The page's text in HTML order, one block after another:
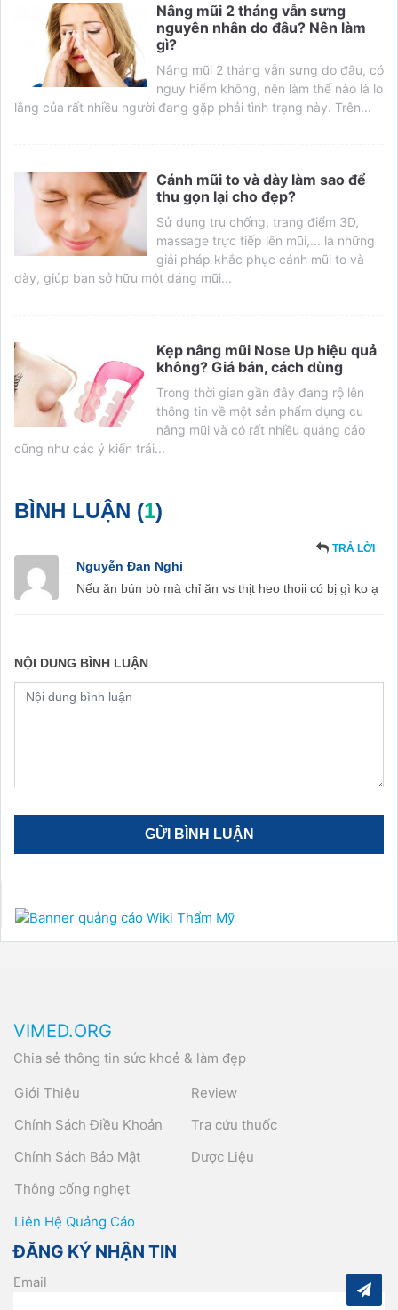
Nâng mũi 2 tháng vẫn sưng
nguyên nhân do đâu? Nên làm
gì?
Nâng mũi 2 tháng vẫn sưng do đâu, có
nguy hiểm không, nên làm thế nào là lo
lắng của rất nhiều người đang gặp phải tình trạng này. Trên...
Cánh mũi to và dày làm sao để
thu gọn lại cho đẹp?
Sử dụng trụ chống, trang điểm 3D,
massage trực tiếp lên mũi,... là những
giải pháp khắc phục cánh mũi to và
dày, giúp bạn sở hữu một dáng mũi...
Kẹp nâng mũi Nose Up hiệu quả
không? Giá bán, cách dùng
Trong thời gian gần đây đang rộ lên
thông tin về một sản phẩm dụng cu
nâng mũi và có rất nhiều quảng cáo
cũng như các ý kiến trái...
BÌNH LUẬN (1)
Nguyễn Đan Nghi
TRẢ LỜI
Nếu ăn bún bò mà chỉ ăn vs thịt heo thoii có bị gì ko ạ
NỘI DUNG BÌNH LUẬN
VIMED.ORG
Chia sẻ thông tin sức khoẻ & làm đẹp
Giới Thiệu
Chính Sách Điều Khoản
Chính Sách Bảo Mật
Thông cống nghẹt
Review
Tra cứu thuốc
Dược Liệu
Liên Hệ Quảng Cáo
ĐĂNG KÝ NHẬN TIN
Email